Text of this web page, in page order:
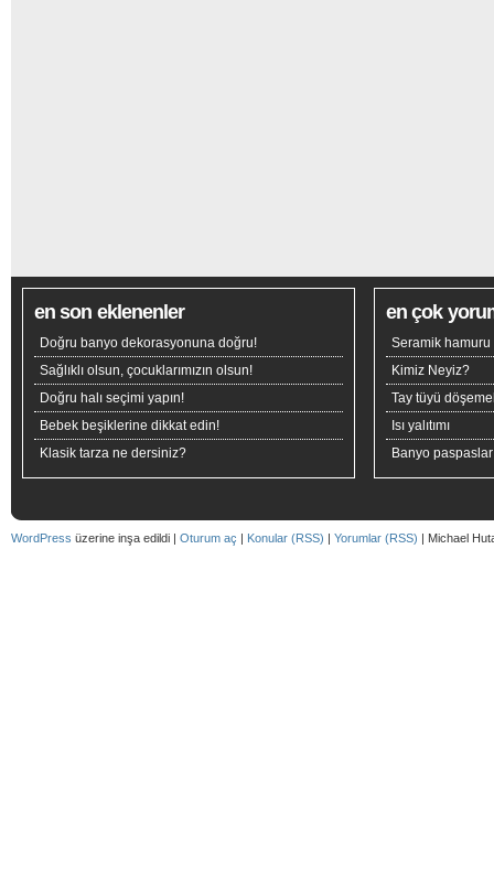
en son eklenenler
Doğru banyo dekorasyonuna doğru!
Sağlıklı olsun, çocuklarımızın olsun!
Doğru halı seçimi yapın!
Bebek beşiklerine dikkat edin!
Klasik tarza ne dersiniz?
en çok
Seramik hamuru
Kimiz Neyiz?
Tay tüyü
Isı yalıtımı
Banyo
WordPress üzerine inşa edildi | Oturum aç | Konular (RSS) | Yorumlar (RSS) | Michael